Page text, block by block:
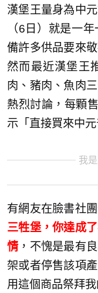
漢堡王量身為中
（6日）就是一
備許多供品要來
然而最近漢堡王
肉、豬肉、魚肉
熱烈討論，每顆
示「直接買來中
我
有網友在臉書社
三牲堡，你達成
情，不愧是最有
架或者停售該項
用這個商品祭拜我